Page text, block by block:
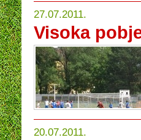
27.07.2011.
Visoka
20.07.2011.